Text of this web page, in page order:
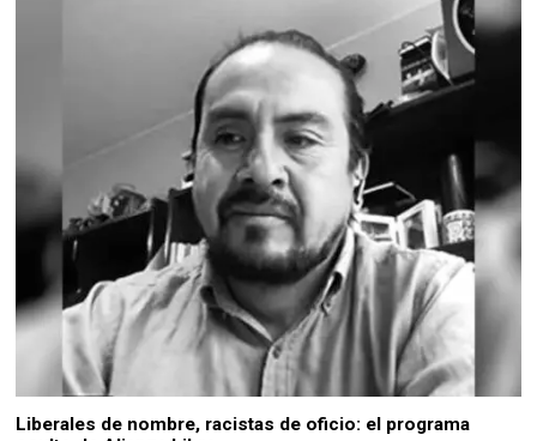
Liberales de nombre, racistas de oficio: el programa